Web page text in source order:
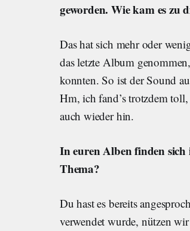
geworden. Wie kam es zu
Das hat sich mehr oder
das letzte Album
konnten. So ist der Sound
Hm, ich fand’s trotzdem
auch wieder hin.
In euren Alben finden sich
Thema?
Du hast es bereits
verwendet wurde, nützen